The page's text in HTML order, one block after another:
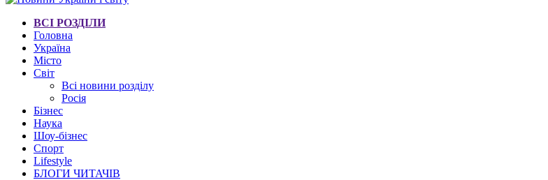
ВСІ РОЗДІЛИ
Головна
Україна
Місто
Світ
Всі новини розділу
Росія
Бізнес
Наука
Шоу-бізнес
Спорт
Lifestyle
БЛОГИ ЧИТАЧІВ